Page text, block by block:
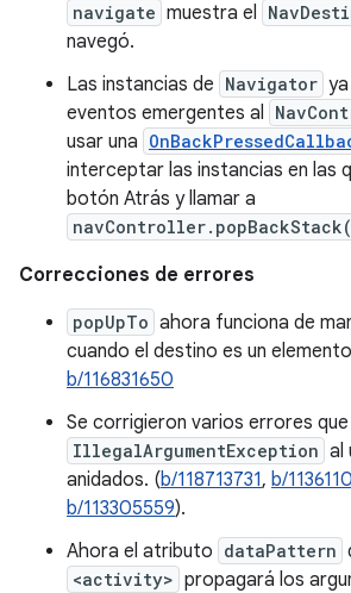
navigate muestra el
navegó.
Las instancias de Navigator
eventos emergentes al
usar una
interceptar las instancias en las
botón Atrás y llamar a
Correcciones de errores
popUpTo ahora funciona de
cuando el destino es un elemento
b/116831650
Se corrigieron varios errores que
IllegalArgumentException al
anidados. (b/118713731, b/
b/113305559).
Ahora el atributo dataPattern
<activity> propagará los